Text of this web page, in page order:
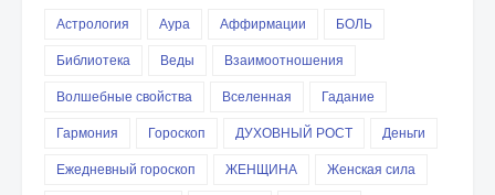
Астрология Аура Аффирмации
БОЛЬ
Библиотека
Веды
Взаимоотношения
Волшебные свойства
Вселенная
Гадание
Гармония
Гороскоп ДУХОВНЫЙ РОСТ
Деньги
Ежедневный гороскоп
ЖЕНЩИНА
Женская сила